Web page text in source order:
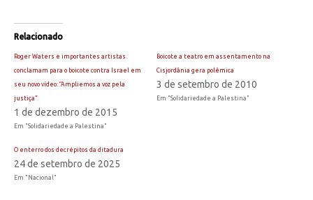
Relacionado
Roger Waters e importantes artistas
conclamam para o boicote contra Israel em
seu novo vídeo: “Ampliemos a voz pela
justiça”
1 de dezembro de 2015
Em "Solidariedade a Palestina"
Boicote a teatro em assentamento na
Cisjordânia gera polêmica
3 de setembro de 2010
Em "Solidariedade a Palestina"
O enterro dos decrépitos da ditadura
24 de setembro de 2025
Em "Nacional"